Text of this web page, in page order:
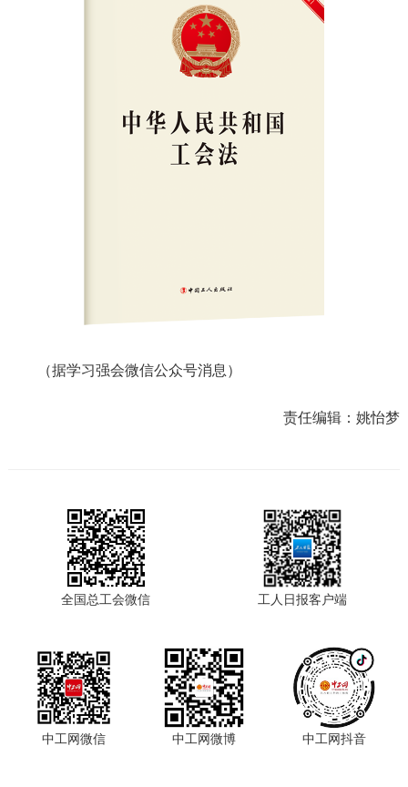
（据学习强会微信公众号消息）
责任编辑：姚怡梦
全国总工会微信 工人日报客户端
中工网微信 中工网微博 中工网抖音